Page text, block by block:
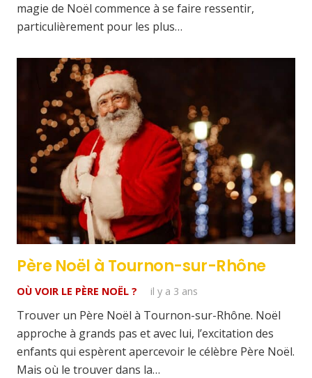
magie de Noël commence à se faire ressentir,
particulièrement pour les plus…
Père Noël à Tournon-sur-Rhône
OÙ VOIR LE PÈRE NOËL ? il y a 3 ans
Trouver un Père Noël à Tournon-sur-Rhône. Noël
approche à grands pas et avec lui, l’excitation des
enfants qui espèrent apercevoir le célèbre Père Noël.
Mais où le trouver dans la…